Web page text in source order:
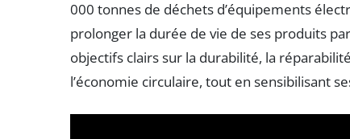
000 tonnes de déchets d’équipements
prolonger la durée de vie de ses produits
objectifs clairs sur la durabilité, la
l’économie circulaire, tout en sensibilisant